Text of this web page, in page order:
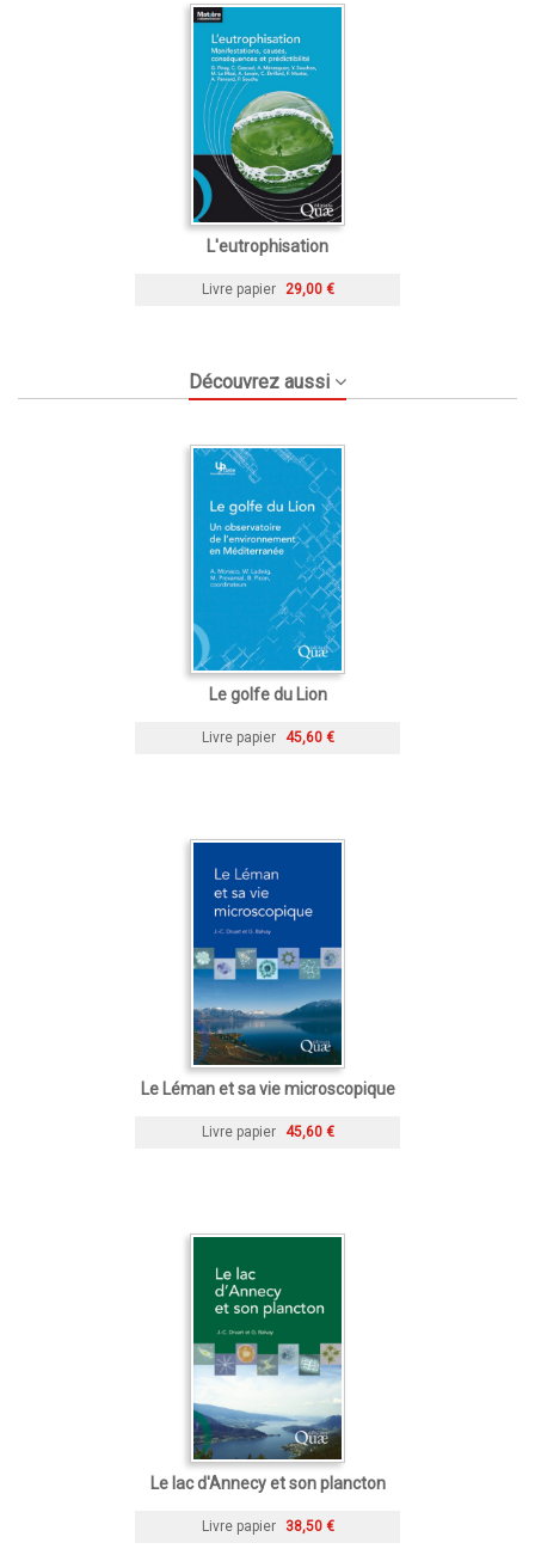
L'eutrophisation
Livre papier 29,00 €
Découvrez aussi
Le golfe du Lion
Livre papier 45,60 €
Le Léman et sa vie microscopique
Livre papier 45,60 €
Le lac d'Annecy et son plancton
Livre papier 38,50 €